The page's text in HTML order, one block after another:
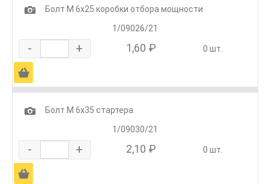
1
Болт М 6х25 коробки отбора мощности
1/09026/21
- + 1,60 ₽ 0 шт.
Ä
1
Болт М 6х35 стартера
1/09030/21
- + 2,10 ₽ 0 шт.
Ä